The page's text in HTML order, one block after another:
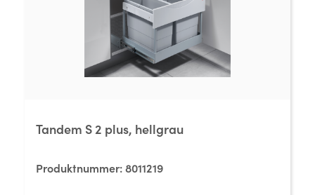
Tandem S 2 plus, hellgrau
Produktnummer:8011219